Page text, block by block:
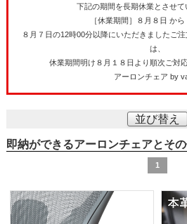
下記の期間を長期休業とさせて
［休業期間］８月８日 か
８月７日の12時00分以降にいただきましたご
は、
休業期間明け８月１８日より順次ご対
アーロンチェア by
並び替え
即納ができるアーロンチェアとそ
1